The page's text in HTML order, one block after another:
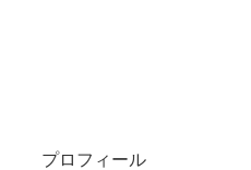
プロフィール